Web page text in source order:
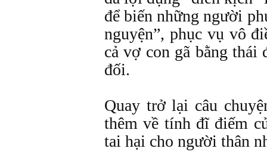
để biến những người
nguyện”, phục vụ vô
cả vợ con gã bằng thái
đối.
Quay trở lại câu
thêm về tính đĩ điếm
tai hại cho người thân